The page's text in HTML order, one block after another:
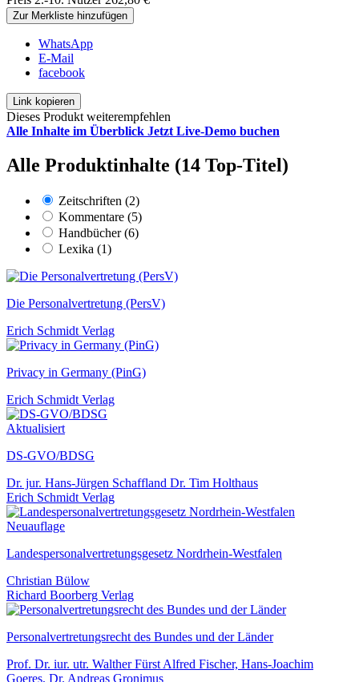
Zur Merkliste hinzufügen
WhatsApp
E-Mail
facebook
Link kopieren
Dieses Produkt weiterempfehlen
Alle Inhalte im Überblick Jetzt Live-Demo buchen
Alle Produktinhalte (14 Top-Titel)
Zeitschriften (2)
Kommentare (5)
Handbücher (6)
Lexika (1)
Die Personalvertretung (PersV)
Erich Schmidt Verlag
Privacy in Germany (PinG)
Erich Schmidt Verlag
Aktualisiert
DS-GVO/BDSG
Dr. jur. Hans-Jürgen Schaffland Dr. Tim Holthaus
Erich Schmidt Verlag
Neuauflage
Landespersonalvertretungsgesetz Nordrhein-Westfalen
Christian Bülow
Richard Boorberg Verlag
Personalvertretungsrecht des Bundes und der Länder
Prof. Dr. iur. utr. Walther Fürst Alfred Fischer, Hans-Joachim
Goeres, Dr. Andreas Gronimus